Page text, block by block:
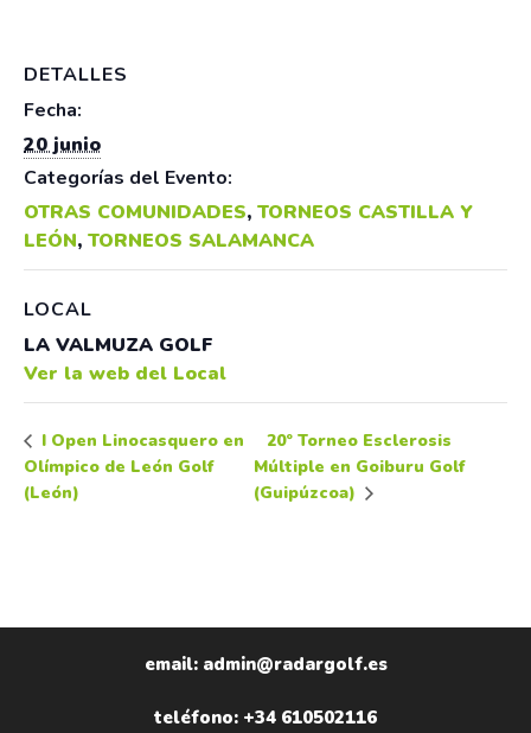
DETALLES
Fecha:
20 junio
Categorías del Evento:
OTRAS COMUNIDADES, TORNEOS CASTILLA Y
LEÓN, TORNEOS SALAMANCA
LOCAL
LA VALMUZA GOLF
Ver la web del Local
I Open Linocasquero en
Olímpico de León Golf
(León)
20º Torneo Esclerosis
Múltiple en Goiburu Golf
(Guipúzcoa)
email: admin@radargolf.es
teléfono: +34 610502116